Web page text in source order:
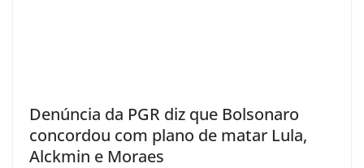
Denúncia da PGR diz que Bolsonaro
concordou com plano de matar Lula,
Alckmin e Moraes